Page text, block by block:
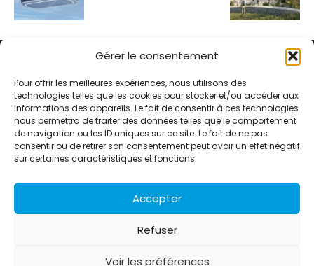
Gérer le consentement
Pour offrir les meilleures expériences, nous utilisons des
technologies telles que les cookies pour stocker et/ou accéder aux
informations des appareils. Le fait de consentir à ces technologies
nous permettra de traiter des données telles que le comportement
de navigation ou les ID uniques sur ce site. Le fait de ne pas
consentir ou de retirer son consentement peut avoir un effet négatif
sur certaines caractéristiques et fonctions.
Accepter
Refuser
Voir les préférences
Alternative Média est une agence de relations presse et de
relations publiques basée à Grenoble. Depuis 1995, elle conçoit et
pilote des stratégies de visibilité en France et à l’international
grâce à un réseau d’agences partenaires.